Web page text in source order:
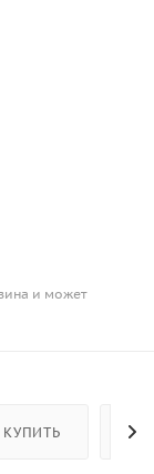
и может
КУПИТЬ